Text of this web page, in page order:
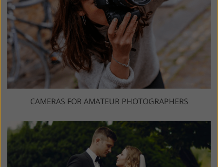
CAMERAS FOR AMATEUR PHOTOGRAPHERS